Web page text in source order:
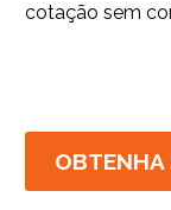
cotação sem
OBTENHA